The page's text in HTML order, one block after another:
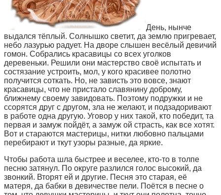
День, нынче
выдался тёплый. Солнышко светит, да землю пригревает,
небо лазурью радует. На дворе слышен весёлый девичий
гомон. Собрались красавицы со всех уголков
деревеньки. Решили они мастерство своё испытать и
состязание устроить, мол, у кого красивее полотно
получится соткать. Но, не зависть это вовсе, знают
красавицы, что не пристало славянину доброму,
ближнему своему завидовать. Поэтому подружки и не
ссорятся друг с другом, зла не желают, и подзадоривают
в работе одна другую. Уговор у них такой, кто победит, та
первая и замуж пойдёт, а замуж ой страсть, как все хотят.
Вот и стараются мастерицы, нитки любовно пальцами
перебирают и ткут узоры разные, да яркие.
Чтобы работа шла быстрее и веселее, кто-то в толпе
песню затянул. По округе разлился голос высокий, да
звонкий. Вторят ей и другие. Песня это старая, её
матеря, да бабки в девичестве пели. Поётся в песне о